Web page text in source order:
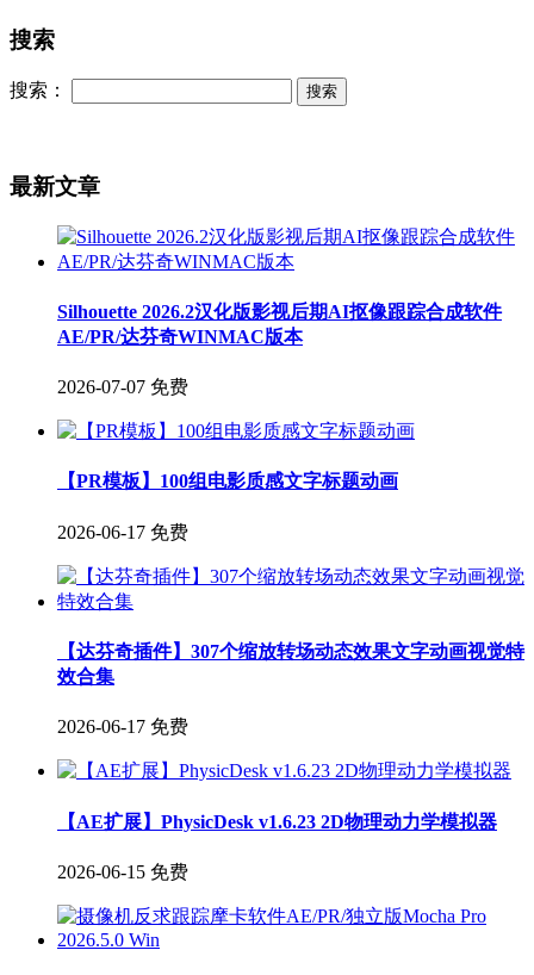
搜索
搜索：
最新文章
Silhouette 2026.2汉化版影视后期AI抠像跟踪合成软件
AE/PR/达芬奇WINMAC版本
2026-07-07 免费
【PR模板】100组电影质感文字标题动画
2026-06-17 免费
【达芬奇插件】307个缩放转场动态效果文字动画视觉特
效合集
2026-06-17 免费
【AE扩展】PhysicDesk v1.6.23 2D物理动力学模拟器
2026-06-15 免费